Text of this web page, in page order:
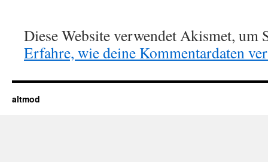
Diese Website verwendet Akismet, um
Erfahre, wie deine Kommentardaten
altmod